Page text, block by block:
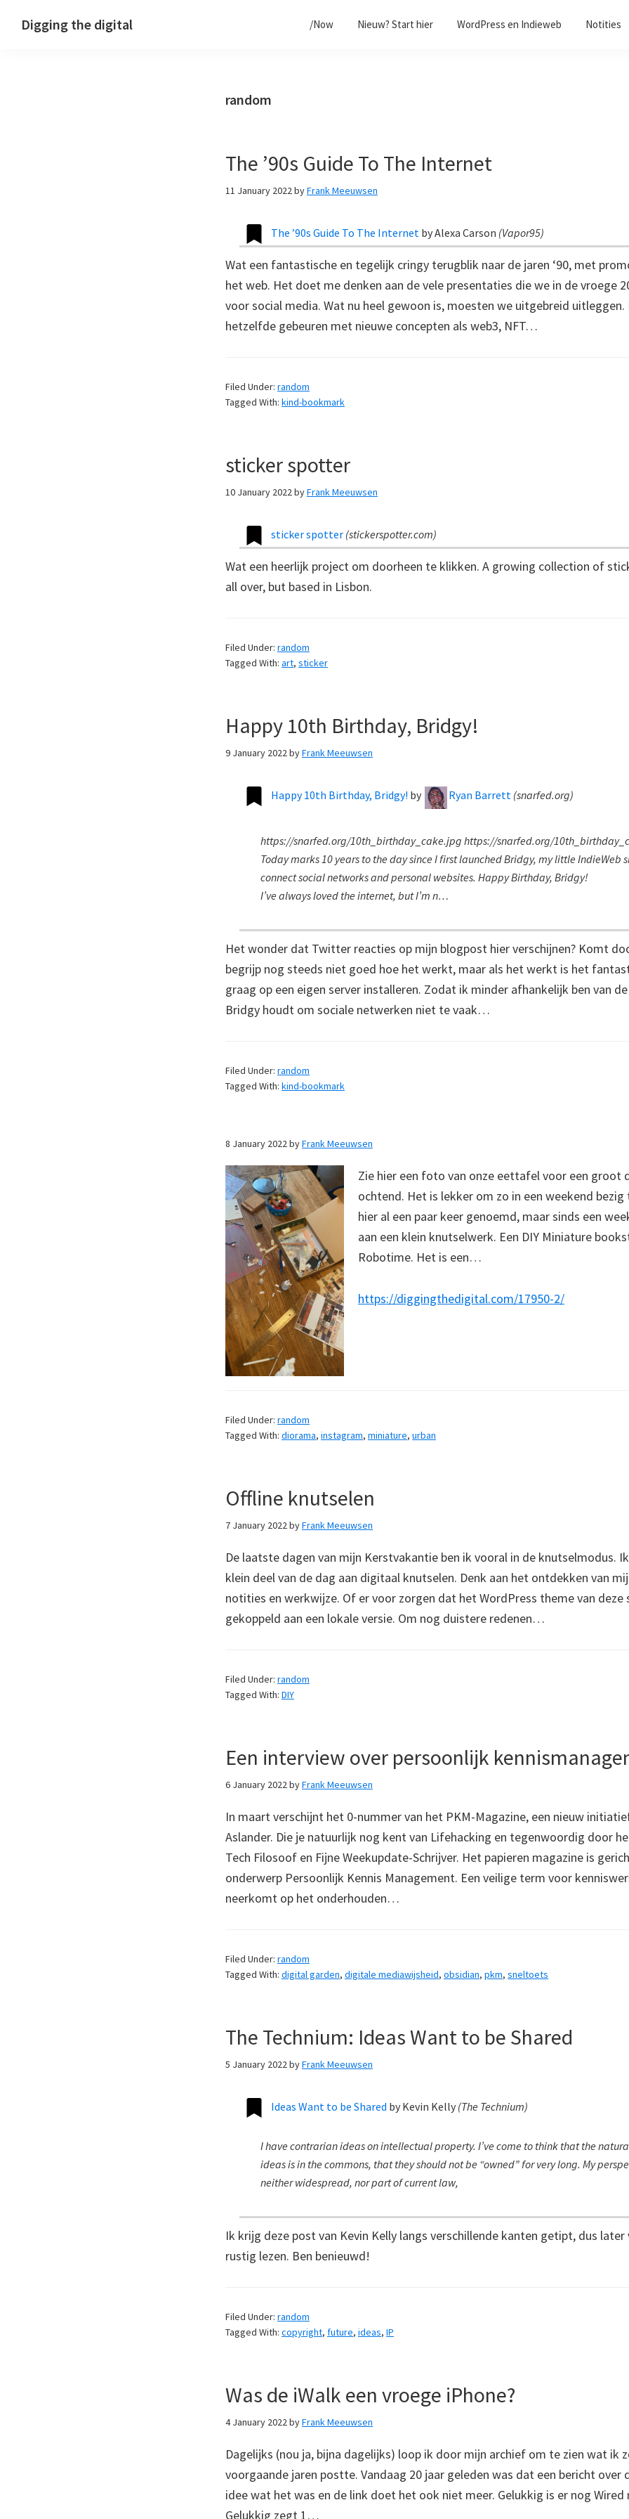
Digging the digital /Now Nieuw? Start hier WordPress en Indieweb Notities
random
The ’90s Guide To The Internet
11 January 2022byFrank Meeuwsen
The ’90s Guide To The Internet byAlexa Carson (Vapor95)
Wat een fantastische en tegelijk cringy terugblik naar de jaren ‘90, met
het web. Het doet me denken aan de vele presentaties die we in de vroege
voor social media. Wat nu heel gewoon is, moesten we uitgebreid uitleggen.
hetzelfde gebeuren met nieuwe concepten als web3, NFT…
Filed Under: random
Tagged With: kind-bookmark
sticker spotter
10 January 2022byFrank Meeuwsen
sticker spotter (stickerspotter.com)
Wat een heerlijk project om doorheen te klikken. A growing collection of
all over, but based in Lisbon.
Filed Under: random
Tagged With: art, sticker
Happy 10th Birthday, Bridgy!
9 January 2022byFrank Meeuwsen
Happy 10th Birthday, Bridgy! by Ryan Barrett (snarfed.org)
https://snarfed.org/10th_birthday_cake.jpg https://snarfed.org/
Today marks 10 years to the day since I first launched Bridgy, my little IndieWeb
connect social networks and personal websites. Happy Birthday, Bridgy!
I’ve always loved the internet, but I’m n…
Het wonder dat Twitter reacties op mijn blogpost hier verschijnen? Komt
begrijp nog steeds niet goed hoe het werkt, maar als het werkt is het
graag op een eigen server installeren. Zodat ik minder afhankelijk ben van
Bridgy houdt om sociale netwerken niet te vaak…
Filed Under: random
Tagged With: kind-bookmark
8 January 2022byFrank Meeuwsen
Zie hier een foto van onze eettafel voor een groot
ochtend. Het is lekker om zo in een weekend bezig
hier al een paar keer genoemd, maar sinds een
aan een klein knutselwerk. Een DIY Miniature
Robotime. Het is een…
https://diggingthedigital.com/17950-2/
Filed Under: random
Tagged With: diorama, instagram, miniature, urban
Offline knutselen
7 January 2022byFrank Meeuwsen
De laatste dagen van mijn Kerstvakantie ben ik vooral in de knutselmodus.
klein deel van de dag aan digitaal knutselen. Denk aan het ontdekken van
notities en werkwijze. Of er voor zorgen dat het WordPress theme van deze
gekoppeld aan een lokale versie. Om nog duistere redenen…
Filed Under: random
Tagged With: DIY
Een interview over persoonlijk
6 January 2022byFrank Meeuwsen
In maart verschijnt het 0-nummer van het PKM-Magazine, een nieuw
Aslander. Die je natuurlijk nog kent van Lifehacking en tegenwoordig door
Tech Filosoof en Fijne Weekupdate-Schrijver. Het papieren magazine is
onderwerp Persoonlijk Kennis Management. Een veilige term voor
neerkomt op het onderhouden…
Filed Under: random
Tagged With: digital garden, digitale mediawijsheid, obsidian, pkm, sneltoets
The Technium: Ideas Want to be Shared
5 January 2022byFrank Meeuwsen
Ideas Want to be Shared by Kevin Kelly (The Technium)
I have contrarian ideas on intellectual property. I’ve come to think that the
ideas is in the commons, that they should not be “owned” for very long. My
neither widespread, nor part of current law,
Ik krijg deze post van Kevin Kelly langs verschillende kanten getipt, dus later
rustig lezen. Ben benieuwd!
Filed Under: random
Tagged With: copyright, future, ideas, IP
Was de iWalk een vroege iPhone?
4 January 2022byFrank Meeuwsen
Dagelijks (nou ja, bijna dagelijks) loop ik door mijn archief om te zien wat ik
voorgaande jaren postte. Vandaag 20 jaar geleden was dat een bericht over
idee wat het was en de link doet het ook niet meer. Gelukkig is er nog Wired
Gelukkig zegt 1…